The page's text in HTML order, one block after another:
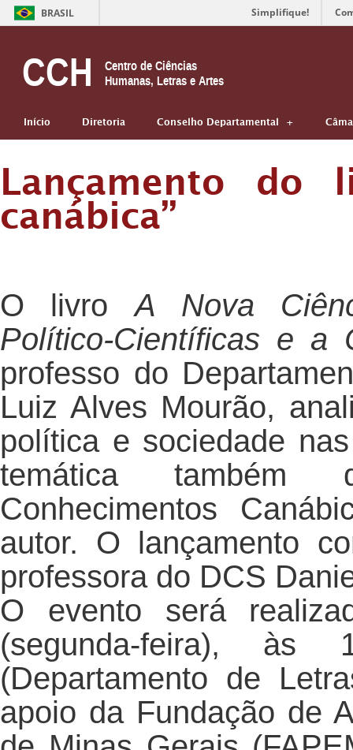
BRASIL Simplifique!
CCH
Centro de Ciências
Humanas, Letras e Artes
Início Diretoria Conselho Departamental
Lançamento do
canábica”
O livroA Nova
Político-Científicas e a
professo do
Luiz Alves Mourão,
política e sociedade
temática também
Conhecimentos
autor. O lançamento
professora do DCS
O evento será
(segunda-feira),
(Departamento de
apoio da Fundação de